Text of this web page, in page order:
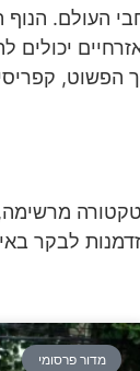
העולם. הנוף
יכולים
הפשוט,
מרשימה,
לבקר באי
מדור פרסומי